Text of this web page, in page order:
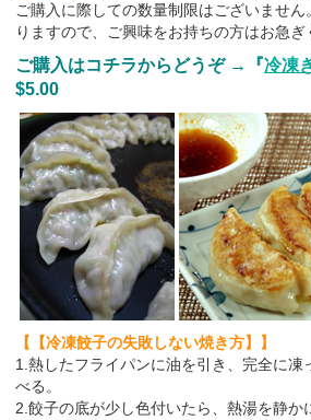
ご購入に際しての数量制限はございませ
りますので、ご興味をお持ちの方はお急ぎ
ご購入はコチラからどうぞ →『冷凍
$5.00
【【冷凍餃子の失敗しない焼き方】】
1.熱したフライパンに油を引き、完全に凍
べる。
2.餃子の底が少し色付いたら、熱湯を静か